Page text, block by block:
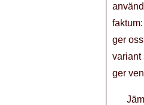
ger
variant
ger